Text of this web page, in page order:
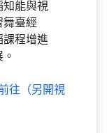
大師臨校
能與視
舞臺經
程增進